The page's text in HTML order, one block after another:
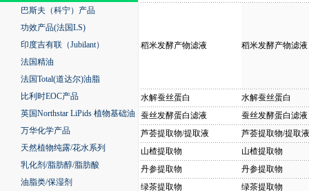
巴斯夫（科宁）产品
功效产品(法国LS)
印度吉有联（Jubilant）
法国精油
法国Total(道达尔)油脂
比利时EOC产品
英国Northstar LiPids 植物基础油
万华化学产品
天然植物纯露/花水系列
乳化剂/脂肪醇/脂肪酸
油脂类/保湿剂
稻米发酵产物滤液 稻米发酵产物滤液
水解蚕丝蛋白
水解蚕丝蛋白
蚕丝发酵蛋白滤液
蚕丝发酵蛋白滤液
芦荟提取物/提取液
芦荟提取物/提取液
山楂提取物
山楂提取物
丹参提取物
丹参提取物
绿茶提取物
绿茶提取物